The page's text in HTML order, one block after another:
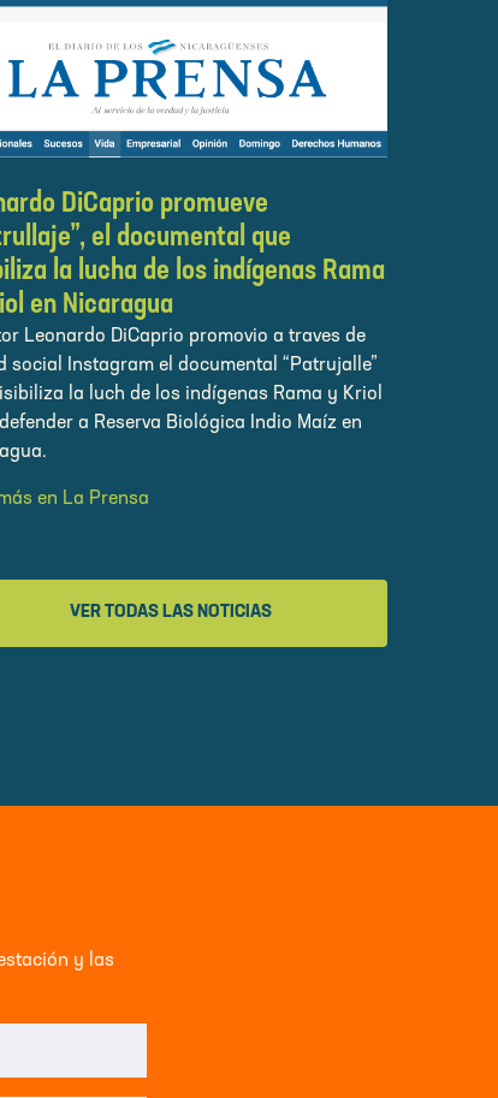
DiCaprio promueve
el documental que
la lucha de los indígenas Rama
en Nicaragua
Leonardo DiCaprio promovio a traves de
social Instagram el documental “Patrujalle”
la luch de los indígenas Rama y Kriol
a Reserva Biológica Indio Maíz en
en La Prensa
VER TODAS LAS NOTICIAS
y las